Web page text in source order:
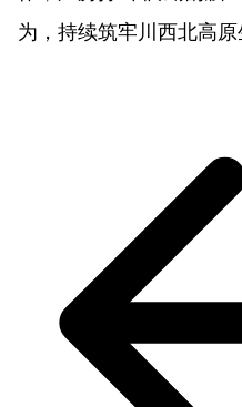
为，持续筑牢川西北高原